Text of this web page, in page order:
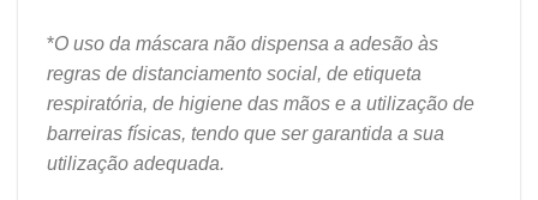
*O uso da máscara não dispensa a adesão às
regras de distanciamento social, de etiqueta
respiratória, de higiene das mãos e a utilização de
barreiras físicas, tendo que ser garantida a sua
utilização adequada.